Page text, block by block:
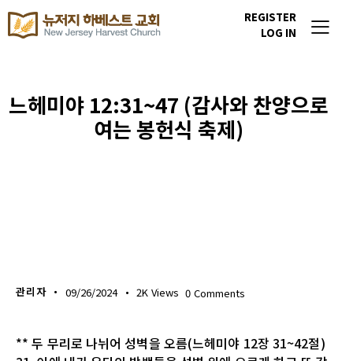
REGISTER
LOG IN
느헤미야 12:31~47 (감사와 찬양으로
여는 봉헌식 축제)
관리자 09/26/2024 2K Views 0 Comments
** 두 무리로 나뉘어 성벽을 오름(느헤미야 12장 31~42절)